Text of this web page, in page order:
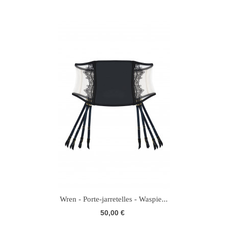
Wren - Porte-jarretelles - Waspie...
50,00 €